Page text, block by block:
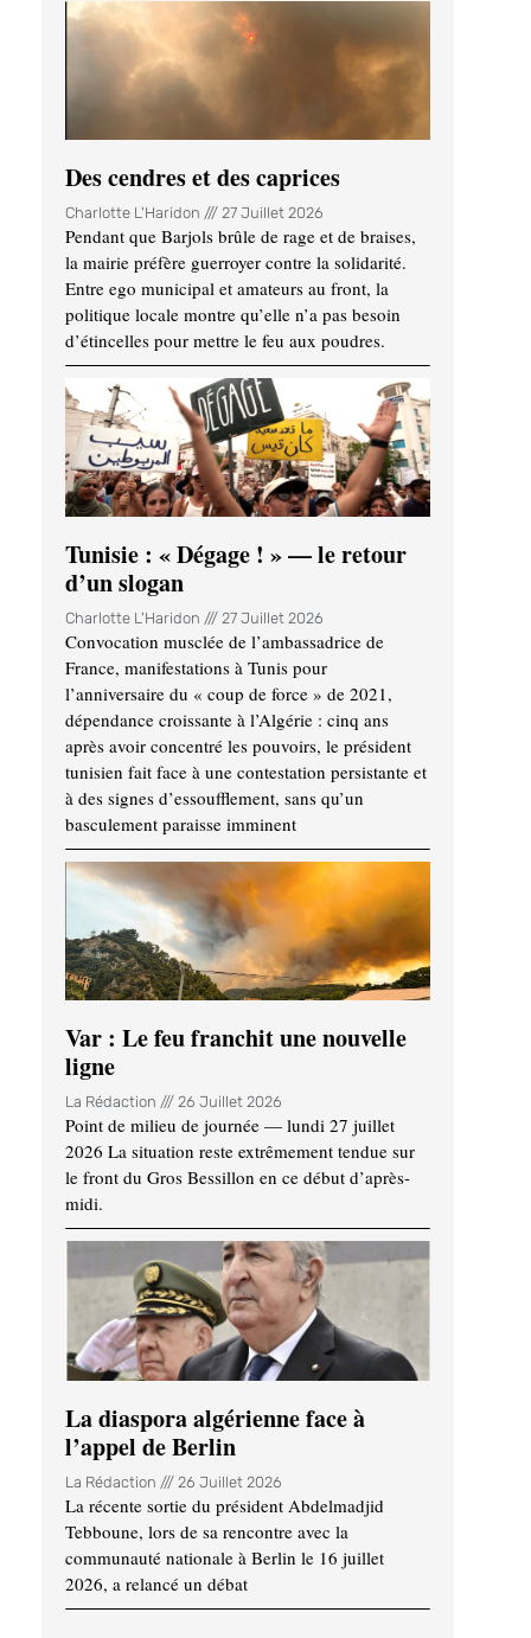
Des cendres et des caprices
Charlotte L'Haridon 27 Juillet 2026
Pendant que Barjols brûle de rage et de braises,
la mairie préfère guerroyer contre la solidarité.
Entre ego municipal et amateurs au front, la
politique locale montre qu’elle n’a pas besoin
d’étincelles pour mettre le feu aux poudres.
Tunisie : « Dégage ! » — le retour
d’un slogan
Charlotte L'Haridon 27 Juillet 2026
Convocation musclée de l’ambassadrice de
France, manifestations à Tunis pour
l’anniversaire du « coup de force » de 2021,
dépendance croissante à l’Algérie : cinq ans
après avoir concentré les pouvoirs, le président
tunisien fait face à une contestation persistante et
à des signes d’essoufflement, sans qu’un
basculement paraisse imminent
Var : Le feu franchit une nouvelle
ligne
La Rédaction 26 Juillet 2026
Point de milieu de journée — lundi 27 juillet
2026 La situation reste extrêmement tendue sur
le front du Gros Bessillon en ce début d’après-
midi.
La diaspora algérienne face à
l’appel de Berlin
La Rédaction 26 Juillet 2026
La récente sortie du président Abdelmadjid
Tebboune, lors de sa rencontre avec la
communauté nationale à Berlin le 16 juillet
2026, a relancé un débat